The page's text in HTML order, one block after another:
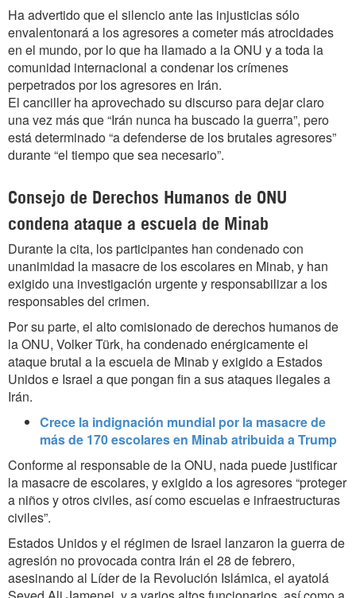
Ha advertido que el silencio ante las injusticias sólo
envalentonará a los agresores a cometer más atrocidades
en el mundo, por lo que ha llamado a la ONU y a toda la
comunidad internacional a condenar los crímenes
perpetrados por los agresores en Irán.
El canciller ha aprovechado su discurso para dejar claro
una vez más que “Irán nunca ha buscado la guerra”, pero
está determinado “a defenderse de los brutales agresores”
durante “el tiempo que sea necesario”.
Consejo de Derechos Humanos de ONU
condena ataque a escuela de Minab
Durante la cita, los participantes han condenado con
unanimidad la masacre de los escolares en Minab, y han
exigido una investigación urgente y responsabilizar a los
responsables del crimen.
Por su parte, el alto comisionado de derechos humanos de
la ONU, Volker Türk, ha condenado enérgicamente el
ataque brutal a la escuela de Minab y exigido a Estados
Unidos e Israel a que pongan fin a sus ataques ilegales a
Irán.
Crece la indignación mundial por la masacre de
más de 170 escolares en Minab atribuida a Trump
Conforme al responsable de la ONU, nada puede justificar
la masacre de escolares, y exigido a los agresores “proteger
a niños y otros civiles, así como escuelas e infraestructuras
civiles”.
Estados Unidos y el régimen de Israel lanzaron la guerra de
agresión no provocada contra Irán el 28 de febrero,
asesinando al Líder de la Revolución Islámica, el ayatolá